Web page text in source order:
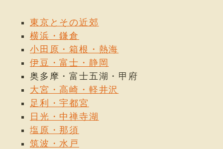
東京とその近郊
横浜・鎌倉
小田原・箱根・熱海
伊豆・富士・静岡
奥多摩・富士五湖・甲府
大宮・高崎・軽井沢
足利・宇都宮
日光・中禅寺湖
塩原・那須
筑波・水戸